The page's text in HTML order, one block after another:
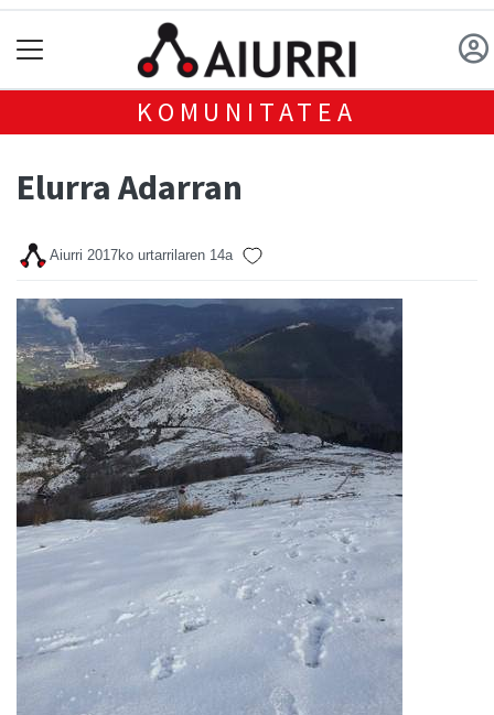
KOMUNITATEA
Elurra Adarran
Aiurri 2017ko urtarrilaren 14a